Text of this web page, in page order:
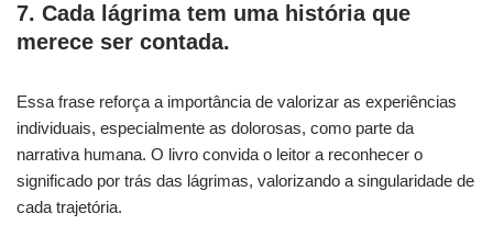
7. Cada lágrima tem uma história que
merece ser contada.
Essa frase reforça a importância de valorizar as experiências
individuais, especialmente as dolorosas, como parte da
narrativa humana. O livro convida o leitor a reconhecer o
significado por trás das lágrimas, valorizando a singularidade de
cada trajetória.